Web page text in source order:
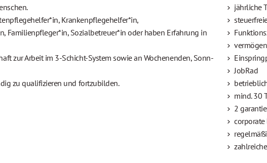
Krankenpflegehelfer*in,
Familienpfleger*in, Sozialbetreuer*in oder haben Erfahrung in
zur Arbeit im 3-Schicht-System sowie an Wochenenden, Sonn-
zu qualifizieren und fortzubilden.
jährliche
JobRad
mind. 30
2